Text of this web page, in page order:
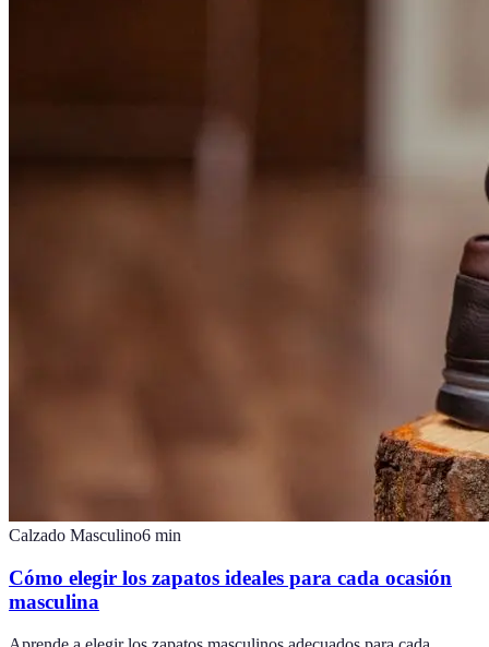
Calzado Masculino6 min
Cómo elegir los zapatos ideales para cada ocasión
masculina